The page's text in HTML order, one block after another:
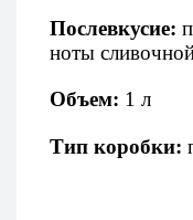
Послевкусие:
ноты
Объем: 1 л
Тип коробки: